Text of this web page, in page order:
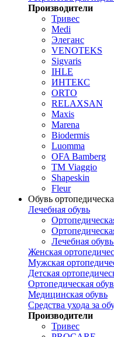
Производители
Тривес
Medi
Элеганс
VENOTEKS
Sigvaris
IHLE
ИНТЕКС
ORTO
RELAXSAN
Maxis
Marena
Biodermis
Luomma
OFA Bamberg
TM Viaggio
Shapeskin
Fleur
Обувь
Лечебная обувь
Лечебная
Женская
Мужская
Детская
Ортопедическая
Медицинская обувь
Средства ухода за
Производители
Тривес